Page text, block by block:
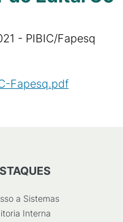
- PIBIC/Fapesq
Fapesq.pdf
a Sistemas
Interna